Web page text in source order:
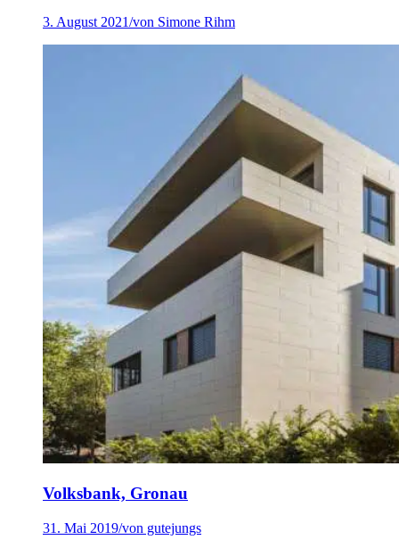
3. August 2021/von Simone Rihm
Volksbank, Gronau
31. Mai 2019/von gutejungs